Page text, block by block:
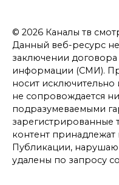
© 2026 Каналы тв
Данный веб-ресурс
заключении
информации (СМИ).
носит
не сопровождается
подразумеваемыми
зарегистрированные
контент
Публикации,
удалены по запросу